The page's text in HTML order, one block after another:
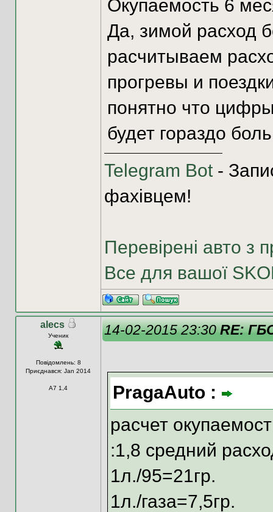
Окупаемость 6
Да, зимой расход
расчитываем
прогревы и
понятно что
будет гораздо
Telegram Bot-
фахівцем!
Перевірені авто з
Все для вашої
alecs
Ученик
Повідомлень: 8
Приєднався: Jan 2014
А7 1,4
14-02-2015 23:30RE:
PragaAuto :
расчет
:1,8 средний
1л./95=21гр.
1л./газа=7,5гр.